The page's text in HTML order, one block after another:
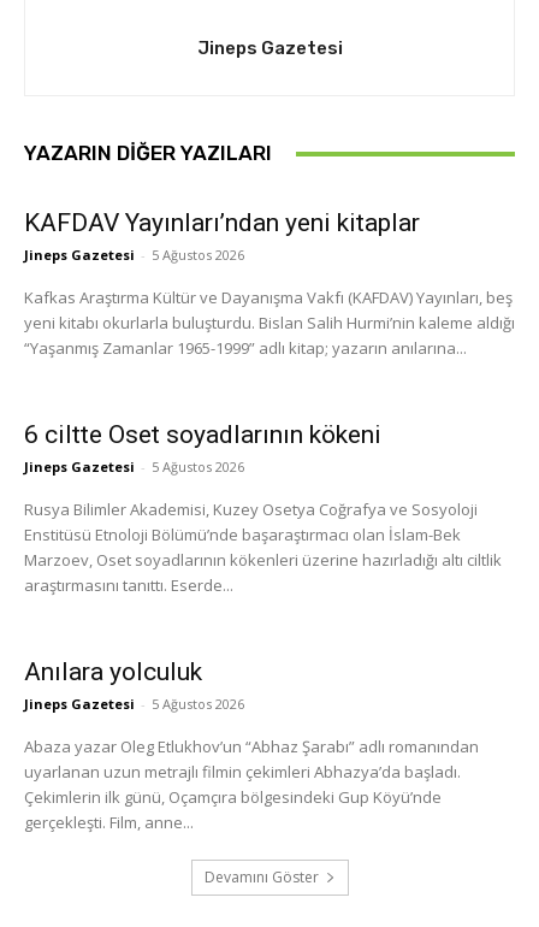
Jineps Gazetesi
YAZARIN DIĞER YAZILARI
KAFDAV Yayınları’ndan yeni kitaplar
Jineps Gazetesi - 5 Ağustos 2026
Kafkas Araştırma Kültür ve Dayanışma Vakfı (KAFDAV) Yayınları, beş
yeni kitabı okurlarla buluşturdu. Bislan Salih Hurmi’nin kaleme aldığı
“Yaşanmış Zamanlar 1965-1999” adlı kitap; yazarın anılarına...
6 ciltte Oset soyadlarının kökeni
Jineps Gazetesi - 5 Ağustos 2026
Rusya Bilimler Akademisi, Kuzey Osetya Coğrafya ve Sosyoloji
Enstitüsü Etnoloji Bölümü’nde başaraştırmacı olan İslam-Bek
Marzoev, Oset soyadlarının kökenleri üzerine hazırladığı altı ciltlik
araştırmasını tanıttı. Eserde...
Anılara yolculuk
Jineps Gazetesi - 5 Ağustos 2026
Abaza yazar Oleg Etlukhov’un “Abhaz Şarabı” adlı romanından
uyarlanan uzun metrajlı filmin çekimleri Abhazya’da başladı.
Çekimlerin ilk günü, Oçamçıra bölgesindeki Gup Köyü’nde
gerçekleşti. Film, anne...
Devamını Göster